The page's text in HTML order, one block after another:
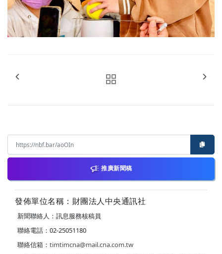
推廣新聞稿
發佈單位名稱：財團法人中央通訊社
新聞聯絡人：訊息服務核稿員
聯絡電話：02-25051180
聯絡信箱： timtimcna@mail.cna.com.tw